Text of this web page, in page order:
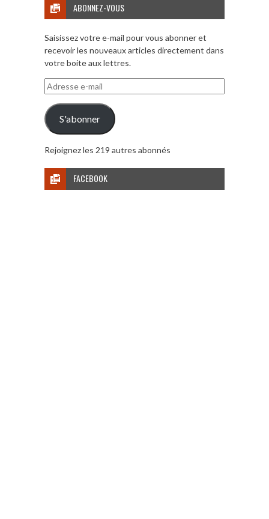
ABONNEZ-VOUS
Saisissez votre e-mail pour vous abonner et
recevoir les nouveaux articles directement dans
votre boite aux lettres.
Adresse
e-
mail
S'abonner
Rejoignez les 219 autres abonnés
FACEBOOK